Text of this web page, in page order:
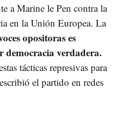
a Marine le Pen contra la
en la Unión Europea. La
opositoras es
democracia verdadera.
tácticas represivas para
el partido en redes